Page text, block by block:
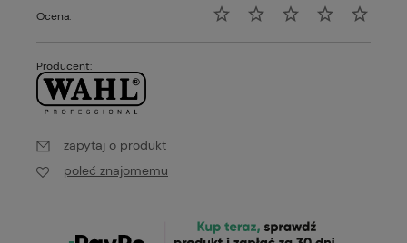
Ocena:
Producent:
zapytaj o produkt
poleć znajomemu